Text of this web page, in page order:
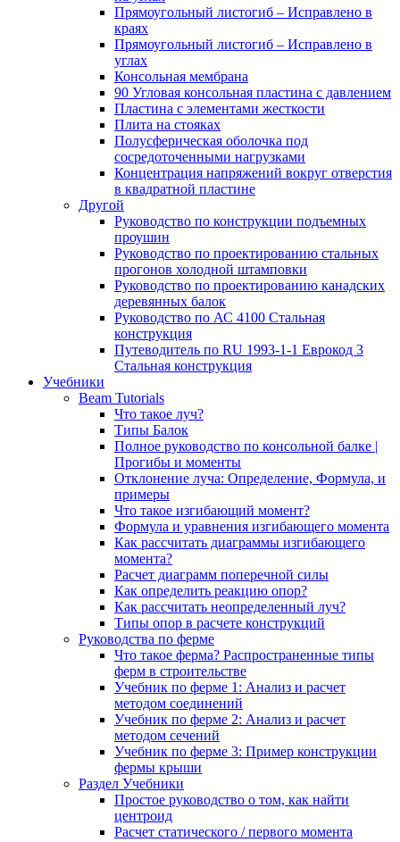
Прямоугольный листогиб – Исправлено в
краях
Прямоугольный листогиб – Исправлено в
углах
Консольная мембрана
90 Угловая консольная пластина с давлением
Пластина с элементами жесткости
Плита на стояках
Полусферическая оболочка под
сосредоточенными нагрузками
Концентрация напряжений вокруг отверстия
в квадратной пластине
Другой
Руководство по конструкции подъемных
проушин
Руководство по проектированию стальных
прогонов холодной штамповки
Руководство по проектированию канадских
деревянных балок
Руководство по АС 4100 Стальная
конструкция
Путеводитель по RU 1993-1-1 Еврокод 3
Стальная конструкция
Учебники
Beam Tutorials
Что такое луч?
Типы Балок
Полное руководство по консольной балке |
Прогибы и моменты
Отклонение луча: Определение, Формула, и
примеры
Что такое изгибающий момент?
Формула и уравнения изгибающего момента
Как рассчитать диаграммы изгибающего
момента?
Расчет диаграмм поперечной силы
Как определить реакцию опор?
Как рассчитать неопределенный луч?
Типы опор в расчете конструкций
Руководства по ферме
Что такое ферма? Распространенные типы
ферм в строительстве
Учебник по ферме 1: Анализ и расчет
методом соединений
Учебник по ферме 2: Анализ и расчет
методом сечений
Учебник по ферме 3: Пример конструкции
фермы крыши
Раздел Учебники
Простое руководство о том, как найти
центроид
Расчет статического / первого момента